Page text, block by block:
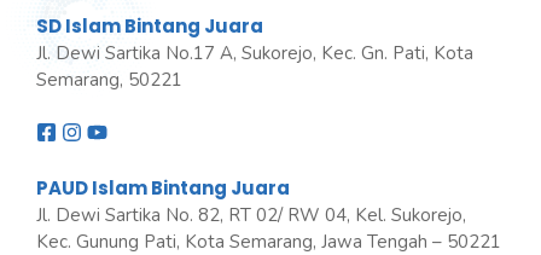
SD Islam Bintang Juara
Jl. Dewi Sartika No.17 A, Sukorejo, Kec. Gn. Pati, Kota
Semarang, 50221
PAUD Islam Bintang Juara
Jl. Dewi Sartika No. 82, RT 02/ RW 04, Kel. Sukorejo,
Kec. Gunung Pati, Kota Semarang, Jawa Tengah – 50221